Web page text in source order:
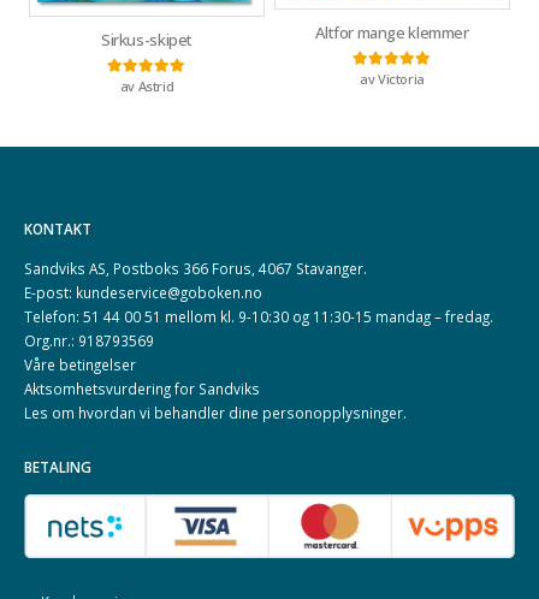
Sirkus-skipet
Vurdert5
av Astrid
Altfor mange klemmer
Vurdert5av 5
av Victoria
KONTAKT
Sandviks AS, Postboks 366 Forus, 4067 Stavanger.
E-post: kundeservice@goboken.no
Telefon: 51 44 00 51 mellom kl. 9-10:30 og 11:30-15 mandag – fredag.
Org.nr.: 918793569
Våre betingelser
Aktsomhetsvurdering for Sandviks
Les om hvordan vi behandler dine personopplysninger.
BETALING